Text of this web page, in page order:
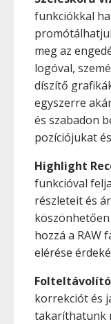
funkciókkal
meg az
logóval,
díszítő
egyszerre
és szabadon
pozíciójukat
Highlight
funkcióval
részleteit és
hozzá a RAW
elérése
Folteltávolító
korrekciót és
takaríthatunk